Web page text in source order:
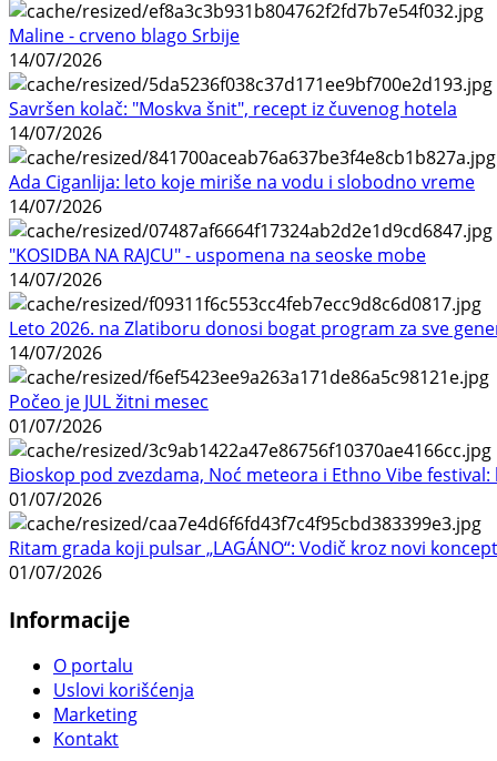
Maline - crveno blago Srbije
14/07/2026
Savršen kolač: "Moskva šnit", recept iz čuvenog hotela
14/07/2026
Ada Ciganlija: leto koje miriše na vodu i slobodno vreme
14/07/2026
"KOSIDBA NA RAJCU" - uspomena na seoske mobe
14/07/2026
Leto 2026. na Zlatiboru donosi bogat program za sve
14/07/2026
Počeo je JUL žitni mesec
01/07/2026
Bioskop pod zvezdama, Noć meteora i Ethno Vibe
01/07/2026
Ritam grada koji pulsar „LAGÁNO“: Vodič kroz novi
01/07/2026
Informacije
O portalu
Uslovi korišćenja
Marketing
Kontakt